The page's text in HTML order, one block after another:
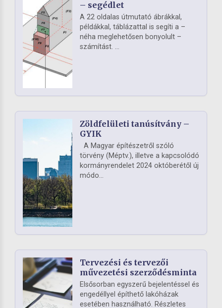
– segédlet
A 22 oldalas útmutató ábrákkal,
példákkal, táblázattal is segíti a –
néha meglehetősen bonyolult –
számítást. ...
Zöldfelületi tanúsítvány –
GYIK
A Magyar építészetről szóló
törvény (Méptv.), illetve a kapcsolódó
kormányrendelet 2024 októberétől új
módo...
Tervezési és tervezői
művezetési szerződésminta
Elsősorban egyszerű bejelentéssel és
engedéllyel építhető lakóházak
esetében használható. Részletes